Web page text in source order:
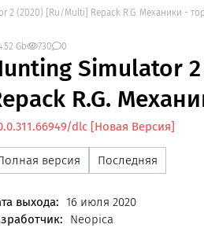
[Ru/Multi] Repack R.G. Механики - торрент
Gb 730 0
Simulator
R.G.
dlc [Новая Версия]
версия Последняя
выхода:
16 июля 2020
Neopica